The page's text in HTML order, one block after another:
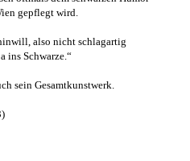
gepflegt wird.
also nicht schlagartig
ins Schwarze.“
sein Gesamtkunstwerk.